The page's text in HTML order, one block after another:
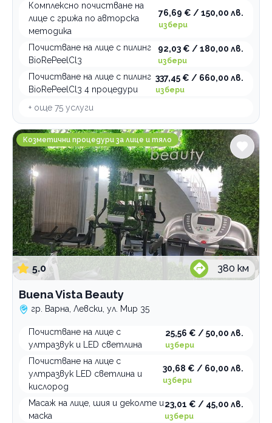
Комплексно почистване на
лице с грижа по авторска
методика
76,69 € / 150,00 лв.
избери
Почистване на лице с пилинг
BioRePeelCl3
92,03 € / 180,00 лв.
избери
Почистване на лице с пилинг
BioRePeelCl3 4 процедури
337,45 € / 660,00 лв.
избери
+ още 75 услуги
Buena Vista Beauty
Козметични процедури за лице и тяло
5.0 380 км
Buena Vista Beauty
гр. Варна, Левски, ул. Мир 35
Почистване на лице с
ултразвук и LED светлина
25,56 € / 50,00 лв.
избери
Почистване на лице с
ултразвук LED светлина и
кислород
30,68 € / 60,00 лв.
избери
Масаж на лице, шия и деколте и
маска
23,01 € / 45,00 лв.
избери